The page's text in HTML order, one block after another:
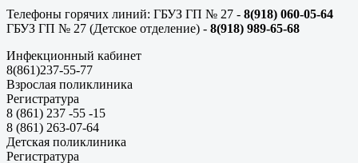
Телефоны горячих линий: ГБУЗ ГП № 27 - 8(918) 060-05-64
ГБУЗ ГП № 27 (Детское отделение) - 8(918) 989-65-68
Инфекционный кабинет
8(861)237-55-77
Взрослая поликлиника
Регистратура
8 (861) 237 -55 -15
8 (861) 263-07-64
Детская поликлиника
Регистратура